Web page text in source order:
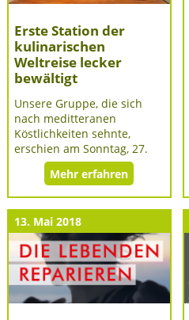
Erste Station der
kulinarischen
Weltreise lecker
bewältigt
Unsere Gruppe, die sich
nach meditteranen
Köstlichkeiten sehnte,
erschien am Sonntag, 27.
Mehr erfahren
13. Mai 2018